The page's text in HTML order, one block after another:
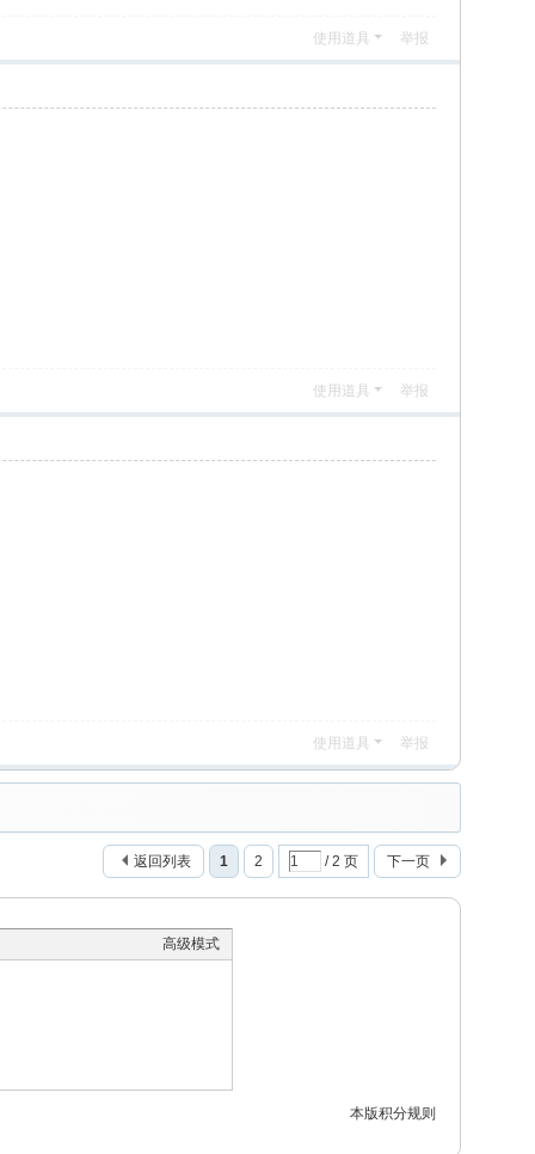
使用道具 举报
使用道具 举报
使用道具 举报
1 2 / 2 页 下一页
返回列表
高级模式
本版积分规则